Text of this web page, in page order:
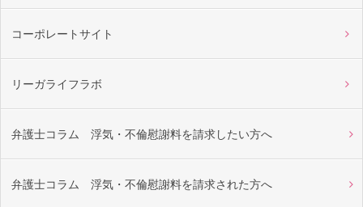
コーポレートサイト
リーガライフラボ
弁護士コラム 浮気・不倫慰謝料を請求したい方へ
弁護士コラム 浮気・不倫慰謝料を請求された方へ